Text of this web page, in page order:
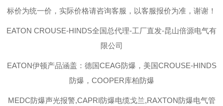
标价为统一价，实际价格请咨询客服，以客服报价为准，谢谢！
EATON CROUSE-HINDS全国总代理-工厂直发-昆山倍源电气有
限公司
EATON伊顿产品涵盖：德国CEAG防爆，美国CROUSE-HINDS
防爆，COOPER库柏防爆
MEDC防爆声光报警,CAPRI防爆电缆戈兰,RAXTON防爆电气管